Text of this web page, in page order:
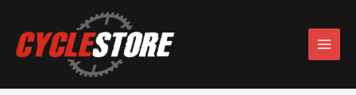
content